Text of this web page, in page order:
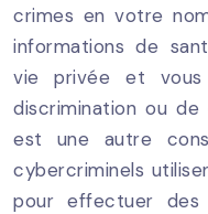
crimes en votre
informations de
vie privée et
discrimination ou
est une autre
cybercriminels
pour effectuer des